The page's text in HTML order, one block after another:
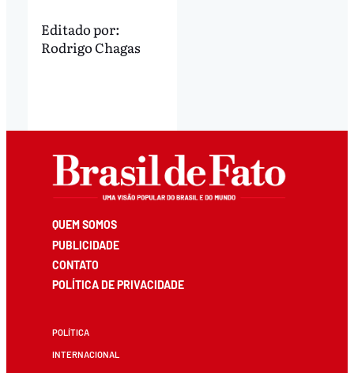
Editado por:
Rodrigo Chagas
QUEM SOMOS
PUBLICIDADE
CONTATO
POLÍTICA DE PRIVACIDADE
POLÍTICA
INTERNACIONAL